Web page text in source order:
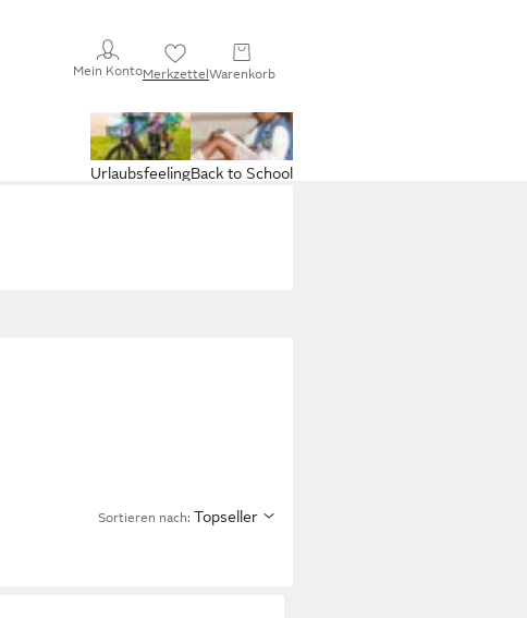
Mein KontoMerkzettelWarenkorb
Back to School
Urlaubsfeeling
Sortieren nach: Topseller